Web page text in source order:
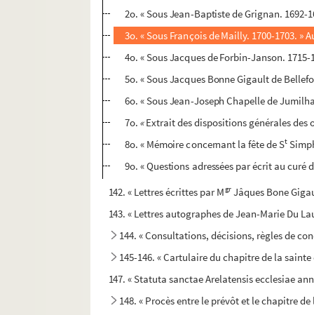
2o. « Sous Jean-Baptiste de Grignan. 1692-
3o. « Sous François de Mailly. 1700-1703.
4o. « Sous Jacques de Forbin-Janson.
5o. « Sous Jacques Bonne Gigault de
6o. « Sous Jean-Joseph Chapelle de
7o. «Extrait des dispositions générales des
8o. « Mémoire concernant la fête de St
9o. « Questions adressées par écrit au curé
142. « Lettres écrittes par Mgr Jâques Bone
143. « Lettres autographes de Jean-Marie Du
144. « Consultations, décisions, règles de
145-146. « Cartulaire du chapitre de la
147. « Statuta sanctae Arelatensis ecclesiae
148. « Procès entre le prévôt et le chapitre